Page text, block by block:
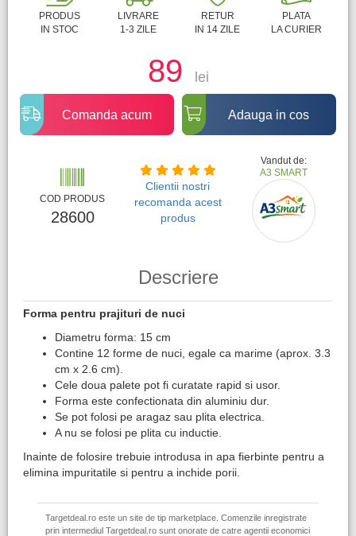
PRODUS
IN STOC
LIVRARE
1-3 ZILE
RETUR
IN 14 ZILE
PLATA
LA CURIER
89 lei
Comanda acum Adauga in cos
COD PRODUS
28600
Clientii nostri
recomanda acest
produs
Vandut de:
A3 SMART
Descriere
Forma pentru prajituri de nuci
Diametru forma: 15 cm
Contine 12 forme de nuci, egale ca marime (aprox. 3.3
cm x 2.6 cm).
Cele doua palete pot fi curatate rapid si usor.
Forma este confectionata din aluminiu dur.
Se pot folosi pe aragaz sau plita electrica.
A nu se folosi pe plita cu inductie.
Inainte de folosire trebuie introdusa in apa fierbinte pentru a
elimina impuritatile si pentru a inchide porii.
Targetdeal.ro este un site de tip marketplace. Comenzile inregistrate
prin intermediul Targetdeal.ro sunt onorate de catre agentii economici